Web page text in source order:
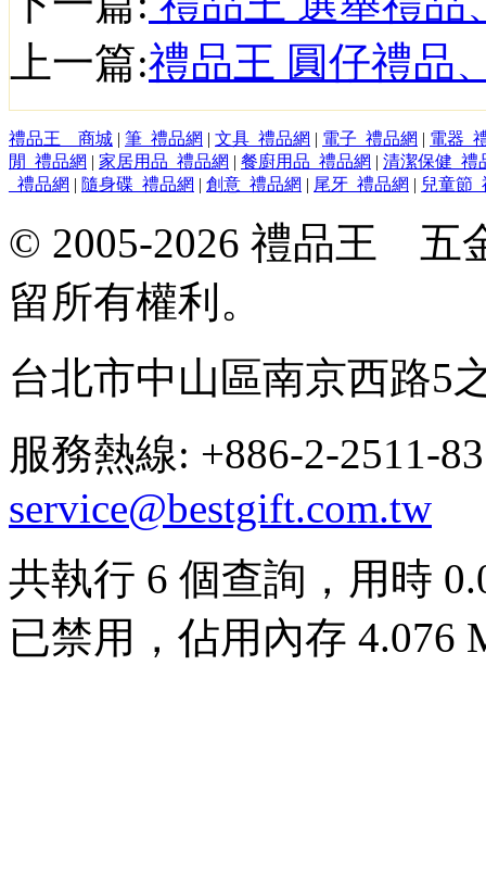
上一篇:禮品王 圓仔禮品
禮品王 商城 | 筆_禮品網 | 文具_禮品網 | 電子_禮品網 | 電器_
閒_禮品網 | 家居用品_禮品網 | 餐廚用品_禮品網 | 清潔保健_禮
_禮品網 | 隨身碟_禮品網 | 創意_禮品網 | 尾牙_禮品網 | 兒童節
© 2005-2026 禮品王 五
留所有權利。
台北市中山區南京西路5
服務熱線: +886-2-
service@bestgift.com.tw
共執行 6 個查詢，用時
已禁用，佔用內存 4.076